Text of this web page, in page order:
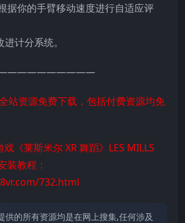
据你的手臂移动速度进行自适应评
计分系统。
全站资源免费下载，包括付费资源均免
《莱斯米尔 XR 舞蹈》LES MILLS
装教程：
732.html
供的所有资源均是在网上搜集,任何涉及